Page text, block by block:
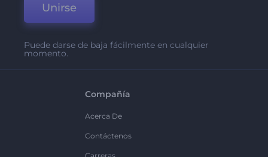
Unirse
Puede darse de baja fácilmente en cualquier
momento.
Compañía
Acerca De
Contáctenos